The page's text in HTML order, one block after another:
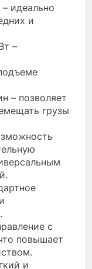
идеально
и
–
– позволяет
грузы
с
повышает
и